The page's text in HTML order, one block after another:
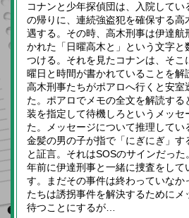
コナンと少年探偵団は、入院して
の帰りに、連続強盗犯を確保する高
遇する。その時、高木刑事は伊達航
かれた「日曜高木と」という文字と
つける。それを見たコナンは、そこ
曜日と時間が書かれていることを解
高木刑事たちがポアロへ行くと安室
た。ポアロでメモの全文を解読する
装を指定して待機しろというメッセ
た。メッセージについて推理してい
金髪の男の子が指で「にぎにぎ」す
と証言。それはSOSのサインだった
年前に伊達刑事と一緒に捜査をして
す。まだその事件は終わっていな
たちは誘拐事件を解決するためにメ
待つことにするが…